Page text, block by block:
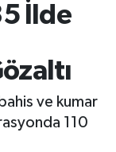
İlde
ve kumar
110